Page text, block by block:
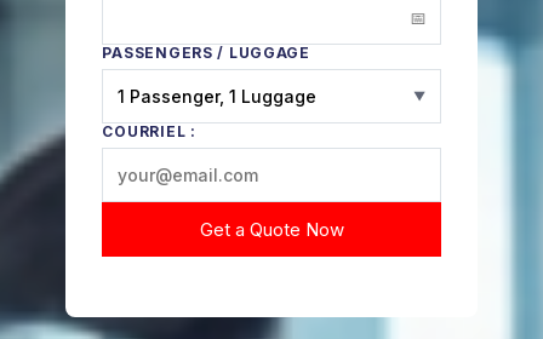
PASSENGERS / LUGGAGE
1 Passenger, 1 Luggage ▼
COURRIEL :
Get a Quote Now